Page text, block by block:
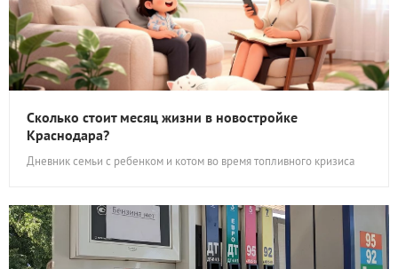
Сколько стоит месяц жизни в новостройке
Краснодара?
Дневник семьи с ребенком и котом во время топливного кризиса